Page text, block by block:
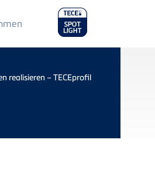
realisieren – TECEprofil